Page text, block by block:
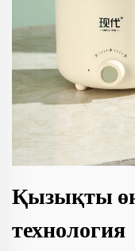
Қызықты
технология